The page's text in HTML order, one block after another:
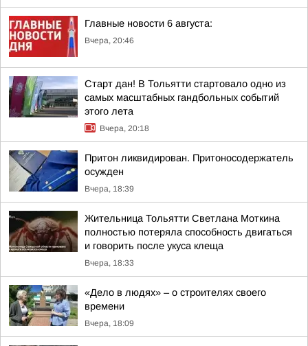
Главные новости 6 августа:
Вчера, 20:46
Старт дан! В Тольятти стартовало одно из
самых масштабных гандбольных событий
этого лета
Вчера, 20:18
Притон ликвидирован. Притоносодержатель
осужден
Вчера, 18:39
Жительница Тольятти Светлана Моткина
полностью потеряла способность двигаться
и говорить после укуса клеща
Вчера, 18:33
«Дело в людях» – о строителях своего
времени
Вчера, 18:09